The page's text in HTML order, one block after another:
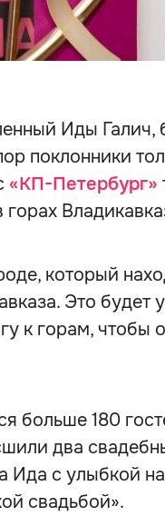
Иды Галич,
поклонники
«КП-Петербург»
который
Это
к горам, чтобы
больше 180
два
Ида с улыбкой
свадьбой».